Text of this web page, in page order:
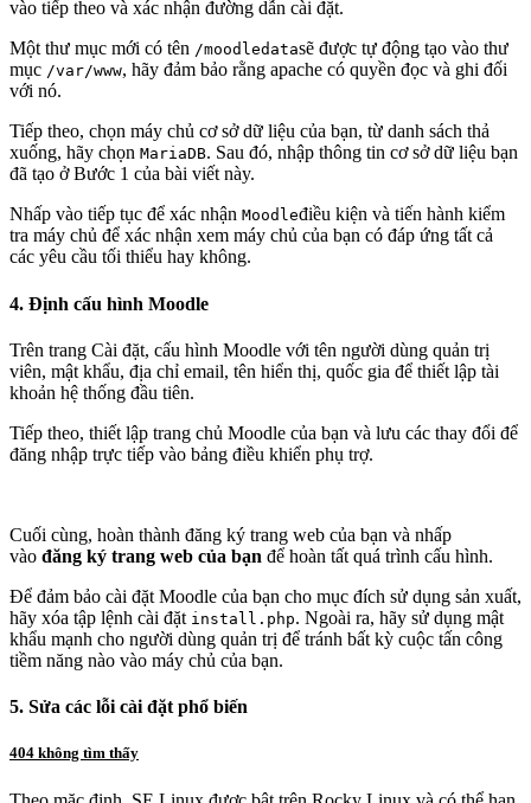
vào tiếp theo và xác nhận đường dẫn cài đặt.
Một thư mục mới có tên /moodledatasẽ được tự động tạo vào thư
mục /var/www, hãy đảm bảo rằng apache có quyền đọc và ghi đối
với nó.
Tiếp theo, chọn máy chủ cơ sở dữ liệu của bạn, từ danh sách thả
xuống, hãy chọn MariaDB. Sau đó, nhập thông tin cơ sở dữ liệu bạn
đã tạo ở Bước 1 của bài viết này.
Nhấp vào tiếp tục để xác nhận Moodleđiều kiện và tiến hành kiểm
tra máy chủ để xác nhận xem máy chủ của bạn có đáp ứng tất cả
các yêu cầu tối thiểu hay không.
4. Định cấu hình Moodle
Trên trang Cài đặt, cấu hình Moodle với tên người dùng quản trị
viên, mật khẩu, địa chỉ email, tên hiển thị, quốc gia để thiết lập tài
khoản hệ thống đầu tiên.
Tiếp theo, thiết lập trang chủ Moodle của bạn và lưu các thay đổi để
đăng nhập trực tiếp vào bảng điều khiển phụ trợ.
Cuối cùng, hoàn thành đăng ký trang web của bạn và nhấp
vào đăng ký trang web của bạn để hoàn tất quá trình cấu hình.
Để đảm bảo cài đặt Moodle của bạn cho mục đích sử dụng sản xuất,
hãy xóa tập lệnh cài đặt install.php. Ngoài ra, hãy sử dụng mật
khẩu mạnh cho người dùng quản trị để tránh bất kỳ cuộc tấn công
tiềm năng nào vào máy chủ của bạn.
5. Sửa các lỗi cài đặt phổ biến
404 không tìm thấy